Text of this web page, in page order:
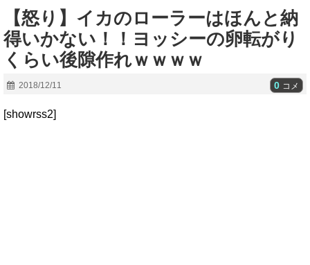
【怒り】イカのローラーはほんと納
得いかない！！ヨッシーの卵転がり
くらい後隙作れｗｗｗｗ
2018/12/11 0 コメ
[showrss2]